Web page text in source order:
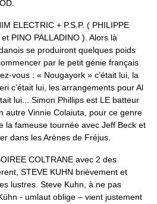
ELECTRIC + P.S.P. ( PHILIPPE
PINO PALLADINO ). Alors là
se produiront quelques poids
par le petit génie français
vous : « Nougayork » c’était lui, la
c’était lui, les arrangements pour Al
lui... Simon Phillips est LE batteur
autre Vinnie Colaiuta, pour ce genre
la fameuse tournée avec Jeff Beck et
dans les Arènes de Fréjus.
COLTRANE avec 2 des
STEVE KUHN brièvement et
lustres. Steve Kuhn, à ne pas
- umlaut oblige – vient justement